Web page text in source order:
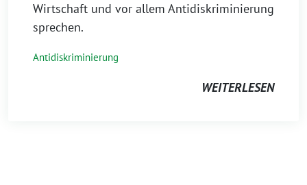
Wirtschaft und vor allem Antidiskriminierung
sprechen.
Antidiskriminierung
WEITERLESEN